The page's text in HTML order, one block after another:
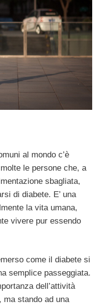
al mondo c’è
le persone che, a
sbagliata,
di diabete. E’ una
la vita umana,
vivere pur essendo
come il diabete si
semplice passeggiata.
dell’attività
ma stando ad una